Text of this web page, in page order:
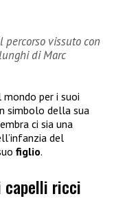
vissuto con
di Marc
per i suoi
simbolo della sua
ci sia una
del
figlio.
capelli ricci